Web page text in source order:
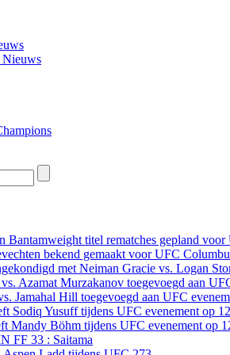
Bantamweight titel rematches gepland
bekend gemaakt voor UFC
met Neiman Gracie vs. Logan
Azamat Murzakanov toegevoegd aan
Jamahal Hill toegevoegd aan UFC
Sodiq Yusuff tijdens UFC evenement op
Mandy Böhm tijdens UFC evenement op
FF 33 : Saitama